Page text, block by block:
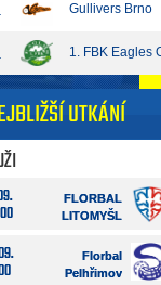
Gullivers Brno
1. FBK Eagles
UTKÁNÍ
FLORBAL
LITOMYŠL
Florbal
Pelhřimov